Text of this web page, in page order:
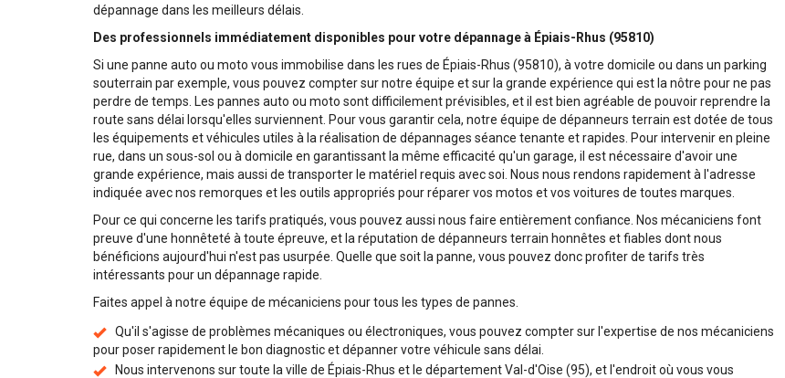
dépannage dans les meilleurs délais.
Des professionnels immédiatement disponibles pour votre dépannage à Épiais-Rhus (95810)
Si une panne auto ou moto vous immobilise dans les rues de Épiais-Rhus (95810), à votre domicile ou dans un parking
souterrain par exemple, vous pouvez compter sur notre équipe et sur la grande expérience qui est la nôtre pour ne pas
perdre de temps. Les pannes auto ou moto sont difficilement prévisibles, et il est bien agréable de pouvoir reprendre la
route sans délai lorsqu'elles surviennent. Pour vous garantir cela, notre équipe de dépanneurs terrain est dotée de tous
les équipements et véhicules utiles à la réalisation de dépannages séance tenante et rapides. Pour intervenir en pleine
rue, dans un sous-sol ou à domicile en garantissant la même efficacité qu'un garage, il est nécessaire d'avoir une
grande expérience, mais aussi de transporter le matériel requis avec soi. Nous nous rendons rapidement à l'adresse
indiquée avec nos remorques et les outils appropriés pour réparer vos motos et vos voitures de toutes marques.
Pour ce qui concerne les tarifs pratiqués, vous pouvez aussi nous faire entièrement confiance. Nos mécaniciens font
preuve d'une honnêteté à toute épreuve, et la réputation de dépanneurs terrain honnêtes et fiables dont nous
bénéficions aujourd'hui n'est pas usurpée. Quelle que soit la panne, vous pouvez donc profiter de tarifs très
intéressants pour un dépannage rapide.
Faites appel à notre équipe de mécaniciens pour tous les types de pannes.
Qu'il s'agisse de problèmes mécaniques ou électroniques, vous pouvez compter sur l'expertise de nos mécaniciens
pour poser rapidement le bon diagnostic et dépanner votre véhicule sans délai.
Nous intervenons sur toute la ville de Épiais-Rhus et le département Val-d'Oise (95), et l'endroit où vous vous